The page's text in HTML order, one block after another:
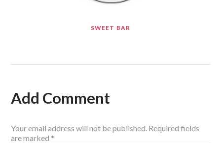
SWEET BAR
Add Comment
Your email address will not be published. Required fields
are marked *